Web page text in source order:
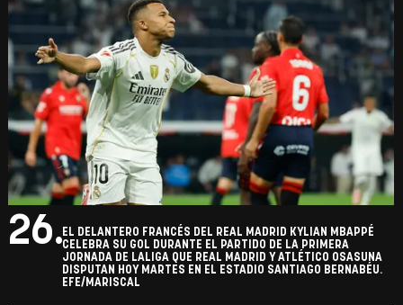
26.EL DELANTERO FRANCÉS DEL REAL MADRID KYLIAN MBAPPÉ
CELEBRA SU GOL DURANTE EL PARTIDO DE LA PRIMERA
JORNADA DE LALIGA QUE REAL MADRID Y ATLÉTICO OSASUNA
DISPUTAN HOY MARTES EN EL ESTADIO SANTIAGO BERNABÉU.
EFE/MARISCAL